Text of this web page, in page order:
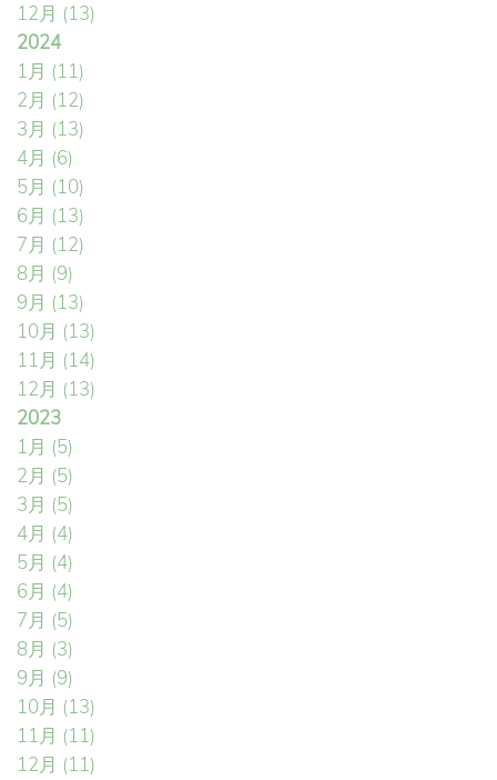
12月 (13)
2024
1月 (11)
2月 (12)
3月 (13)
4月 (6)
5月 (10)
6月 (13)
7月 (12)
8月 (9)
9月 (13)
10月 (13)
11月 (14)
12月 (13)
2023
1月 (5)
2月 (5)
3月 (5)
4月 (4)
5月 (4)
6月 (4)
7月 (5)
8月 (3)
9月 (9)
10月 (13)
11月 (11)
12月 (11)